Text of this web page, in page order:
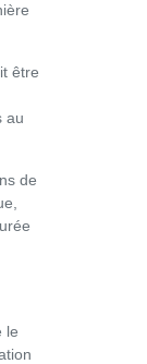
être
au
de
le